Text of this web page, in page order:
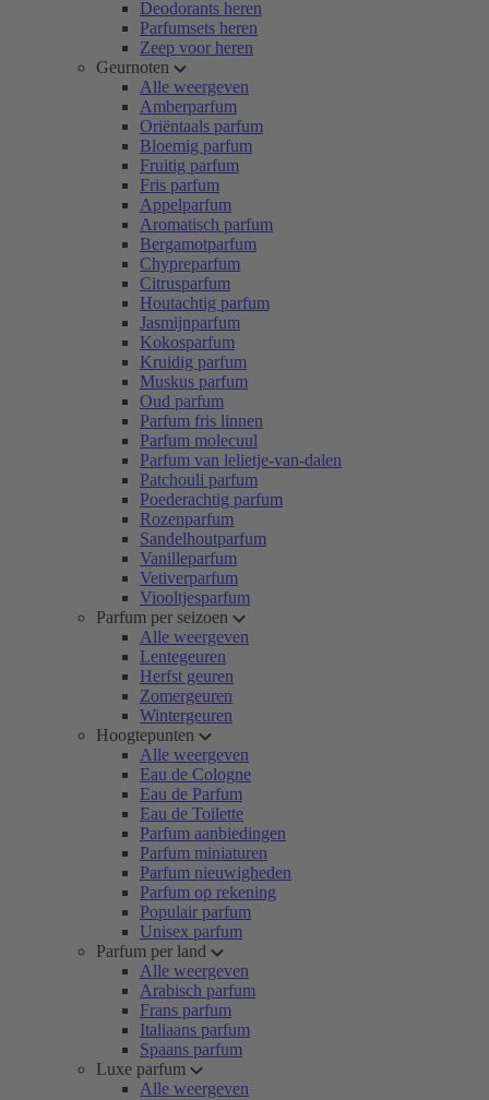
Deodorants heren
Parfumsets heren
Zeep voor heren
Geurnoten
Alle weergeven
Amberparfum
Oriëntaals parfum
Bloemig parfum
Fruitig parfum
Fris parfum
Appelparfum
Aromatisch parfum
Bergamotparfum
Chypreparfum
Citrusparfum
Houtachtig parfum
Jasmijnparfum
Kokosparfum
Kruidig parfum
Muskus parfum
Oud parfum
Parfum fris linnen
Parfum molecuul
Parfum van lelietje-van-dalen
Patchouli parfum
Poederachtig parfum
Rozenparfum
Sandelhoutparfum
Vanilleparfum
Vetiverparfum
Viooltjesparfum
Parfum per seizoen
Alle weergeven
Lentegeuren
Herfst geuren
Zomergeuren
Wintergeuren
Hoogtepunten
Alle weergeven
Eau de Cologne
Eau de Parfum
Eau de Toilette
Parfum aanbiedingen
Parfum miniaturen
Parfum nieuwigheden
Parfum op rekening
Populair parfum
Unisex parfum
Parfum per land
Alle weergeven
Arabisch parfum
Frans parfum
Italiaans parfum
Spaans parfum
Luxe parfum
Alle weergeven